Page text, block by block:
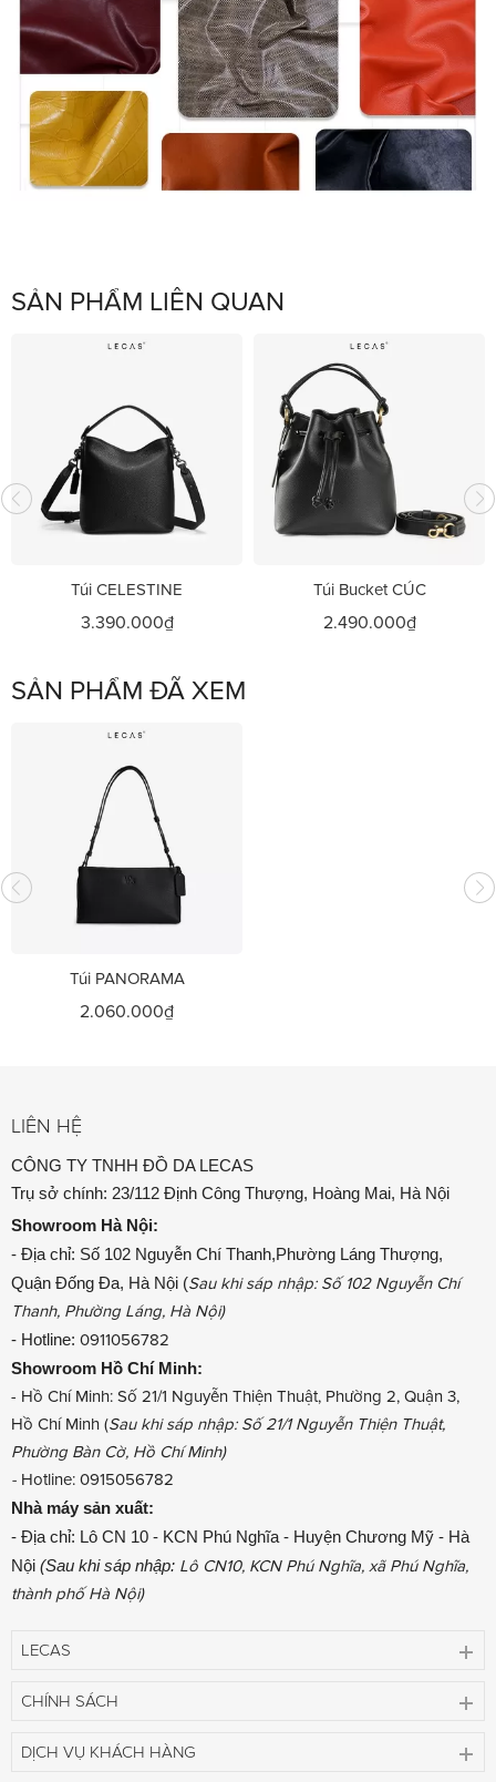
SẢN PHẨM LIÊN QUAN
Túi CELESTINE
3.390.000₫
Túi Bucket CÚC
2.490.000₫
SẢN PHẨM ĐÃ XEM
Túi PANORAMA
2.060.000₫
LIÊN HỆ
CÔNG TY TNHH ĐỒ DA LECAS
Trụ sở chính: 23/112 Định Công Thượng, Hoàng Mai, Hà Nội
Showroom Hà Nội:
- Địa chỉ: Số 102 Nguyễn Chí Thanh,Phường Láng Thượng,
Quận Đống Đa, Hà Nội (Sau khi sáp nhập: Số 102 Nguyễn Chí
Thanh, Phường Láng, Hà Nội)
- Hotline: 0911056782
Showroom Hồ Chí Minh:
- Hồ Chí Minh: Số 21/1 Nguyễn Thiện Thuật, Phường 2, Quận 3,
Hồ Chí Minh (Sau khi sáp nhập: Số 21/1 Nguyễn Thiện Thuật,
Phường Bàn Cờ, Hồ Chí Minh)
- Hotline: 0915056782
Nhà máy sản xuất:
- Địa chỉ: Lô CN 10 - KCN Phú Nghĩa - Huyện Chương Mỹ - Hà
Nội (Sau khi sáp nhập: Lô CN10, KCN Phú Nghĩa, xã Phú Nghĩa,
thành phố Hà Nội)
LECAS
CHÍNH SÁCH
DỊCH VỤ KHÁCH HÀNG